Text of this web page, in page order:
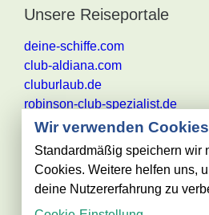
Unsere Reiseportale
deine-schiffe.com
club-aldiana.com
cluburlaub.de
robinson-club-spezialist.de
Alle Angaben ohne Gewähr. Es
Reisebestimmungen des
Wir verwenden Cookies
Standardmäßig speichern wir
Cookies. Weitere helfen uns,
deine Nutzererfahrung zu